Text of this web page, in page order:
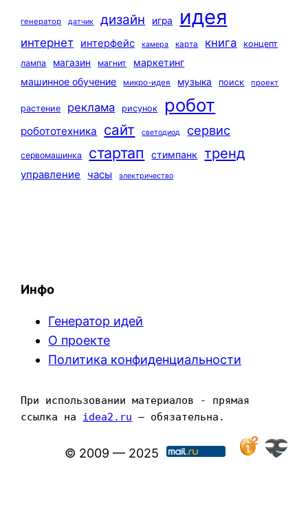
генератор датчик дизайн игра идея
интернет интерфейс камера карта книга
концепт
лампа
магазин магнит
маркетинг
машинное обучение
микро-идея музыка поиск проект
растение реклама рисунок робот
робототехника сайт светодиод сервис
сервомашинка стартап стимпанк тренд
управление часы электричество
Инфо
Генератор идей
О проекте
Политика конфиденциальности
При использовании материалов - прямая
ссылка на idea2.ru — обязательна.
© 2009 — 2025